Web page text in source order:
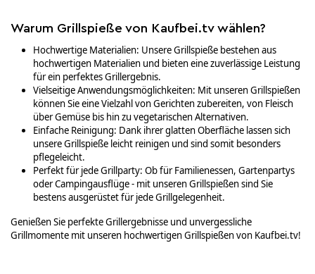
Warum Grillspieße von Kaufbei.tv wählen?
Hochwertige Materialien: Unsere Grillspieße bestehen aus
hochwertigen Materialien und bieten eine zuverlässige Leistung
für ein perfektes Grillergebnis.
Vielseitige Anwendungsmöglichkeiten: Mit unseren Grillspießen
können Sie eine Vielzahl von Gerichten zubereiten, von Fleisch
über Gemüse bis hin zu vegetarischen Alternativen.
Einfache Reinigung: Dank ihrer glatten Oberfläche lassen sich
unsere Grillspieße leicht reinigen und sind somit besonders
pflegeleicht.
Perfekt für jede Grillparty: Ob für Familienessen, Gartenpartys
oder Campingausflüge - mit unseren Grillspießen sind Sie
bestens ausgerüstet für jede Grillgelegenheit.
Genießen Sie perfekte Grillergebnisse und unvergessliche
Grillmomente mit unseren hochwertigen Grillspießen von Kaufbei.tv!